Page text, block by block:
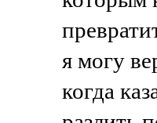
я могу
когда